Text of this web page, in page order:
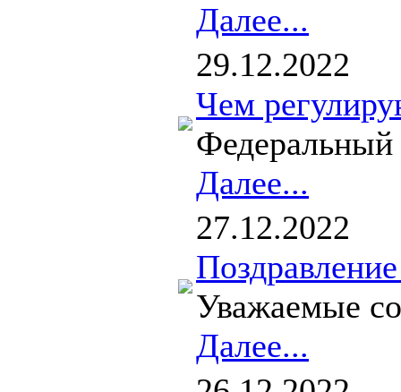
Далее...
29.12.2022
Чем
Федеральный
Далее...
27.12.2022
Уважаемые
Далее...